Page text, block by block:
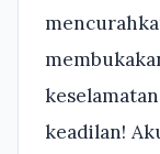
keadilan!